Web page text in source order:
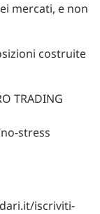
mercati, e non
costruite
TRADING
stress
iscriviti-